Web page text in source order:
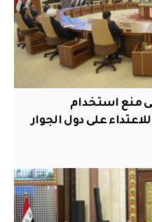
منع استخدام
على دول الجوار